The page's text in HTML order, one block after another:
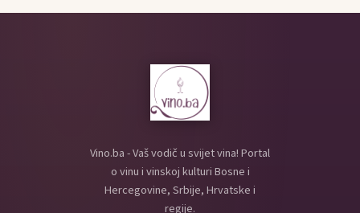
Vino.ba - Vaš vodič u svijet vina! Portal
o vinu i vinskoj kulturi Bosne i
Hercegovine, Srbije, Hrvatske i
regije.